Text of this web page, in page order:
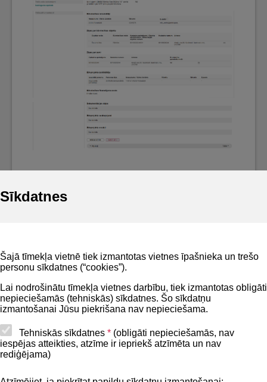
Sīkdatnes
Šajā tīmekļa vietnē tiek izmantotas vietnes īpašnieka un trešo
personu sīkdatnes (“cookies”).
Lai nodrošinātu tīmekļa vietnes darbību, tiek izmantotas obligāti
nepieciešamās (tehniskās) sīkdatnes. Šo sīkdatņu
izmantošanai Jūsu piekrišana nav nepieciešama.
Tehniskās sīkdatnes * (obligāti nepieciešamās, nav
iespējas atteikties, atzīme ir iepriekš atzīmēta un nav
rediģējama)
Privātuma politika
Lapas karte
Piekļūstamības paziņojums